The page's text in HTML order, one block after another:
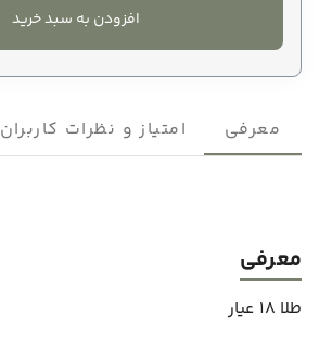
افزودن به سبد خرید
معرفی امتیاز و نظرات کاربران
معرفی
طلا 18 عیار